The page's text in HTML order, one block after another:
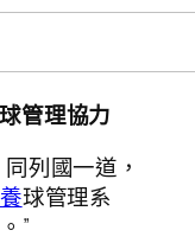
管理協力
列國一道，
球管理系
”